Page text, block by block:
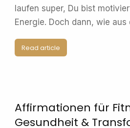
laufen super, Du bist
Energie. Doch dann, wie
Read article
Affirmationen für
Gesundheit &